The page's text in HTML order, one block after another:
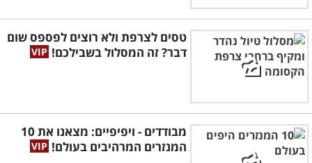
טסים לצרפת ולא רוצים לפספס שום
דבר? זה המסלול בשבילכם!
מבודדים - ויפיפיים: מצאנו את 10
המנזרים המרהיבים בעולם!